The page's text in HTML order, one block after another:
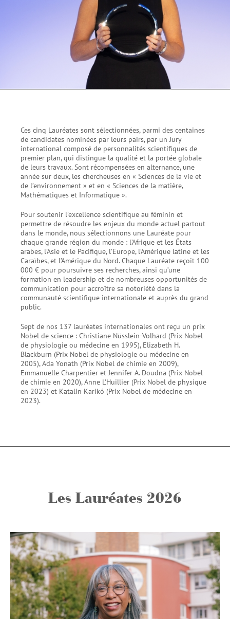
Ces cinq Lauréates sont sélectionnées, parmi des centaines
de candidates nominées par leurs pairs, par un Jury
international composé de personnalités scientifiques de
premier plan, qui distingue la qualité et la portée globale
de leurs travaux. Sont récompensées en alternance, une
année sur deux, les chercheuses en « Sciences de la vie et
de l’environnement » et en « Sciences de la matière,
Mathématiques et Informatique ».
Pour soutenir l’excellence scientifique au féminin et
permettre de résoudre les enjeux du monde actuel partout
dans le monde, nous sélectionnons une Lauréate pour
chaque grande région du monde : l’Afrique et les États
arabes, l’Asie et le Pacifique, l’Europe, l’Amérique latine et les
Caraïbes, et l’Amérique du Nord. Chaque Lauréate reçoit 100
000 € pour poursuivre ses recherches, ainsi qu’une
formation en leadership et de nombreuses opportunités de
communication pour accroître sa notoriété dans la
communauté scientifique internationale et auprès du grand
public.
Sept de nos 137 lauréates internationales ont reçu un prix
Nobel de science : Christiane Nüsslein-Volhard (Prix Nobel
de physiologie ou médecine en 1995), Elizabeth H.
Blackburn (Prix Nobel de physiologie ou médecine en
2005), Ada Yonath (Prix Nobel de chimie en 2009),
Emmanuelle Charpentier et Jennifer A. Doudna (Prix Nobel
de chimie en 2020), Anne L'Huillier (Prix Nobel de physique
en 2023) et Katalin Karikó (Prix Nobel de médecine en
2023).
Les Lauréates 2026